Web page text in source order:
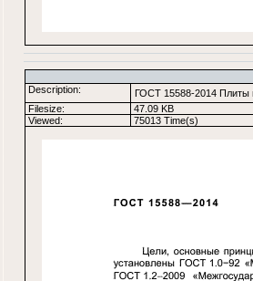
Description:
ГОСТ 15588-2014 Плиты
Filesize:
47.09 KB
Viewed:
75013 Time(s)